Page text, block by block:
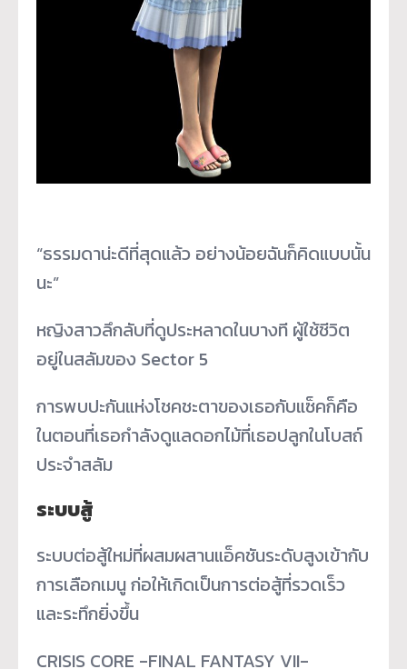
“ธรรมดาน่ะดีที่สุดแล้ว อย่างน้อยฉันก็คิดแบบนั้น
นะ”
หญิงสาวลึกลับที่ดูประหลาดในบางที ผู้ใช้ชีวิต
อยู่ในสลัมของ Sector 5
การพบปะกันแห่งโชคชะตาของเธอกับแซ็คก็คือ
ในตอนที่เธอกำลังดูแลดอกไม้ที่เธอปลูกในโบสถ์
ประจำสลัม
ระบบสู้
ระบบต่อสู้ใหม่ที่ผสมผสานแอ็คชันระดับสูงเข้ากับ
การเลือกเมนู ก่อให้เกิดเป็นการต่อสู้ที่รวดเร็ว
และระทึกยิ่งขึ้น
CRISIS CORE -FINAL FANTASY VII-